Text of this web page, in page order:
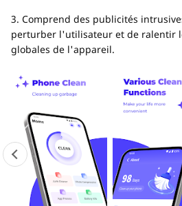
3. Comprend des publicités
perturber l'utilisateur et de ralentir
globales de l'appareil.